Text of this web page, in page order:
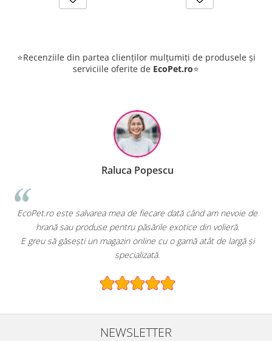
⭐Recenziile din partea clienților mulțumiți de produsele și
serviciile oferite de EcoPet.ro⭐
Raluca Popescu
EcoPet.ro este salvarea mea de fiecare dată când am nevoie de
hrană sau produse pentru păsările exotice din volieră.
E greu să găsești un magazin online cu o gamă atât de largă și
specializată.
NEWSLETTER